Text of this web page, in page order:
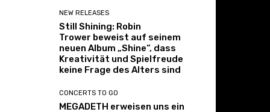
NEW RELEASES
Still Shining: Robin
Trower beweist auf seinem
neuen Album „Shine“, dass
Kreativität und Spielfreude
keine Frage des Alters sind
CONCERTS TO GO
MEGADETH erweisen uns ein